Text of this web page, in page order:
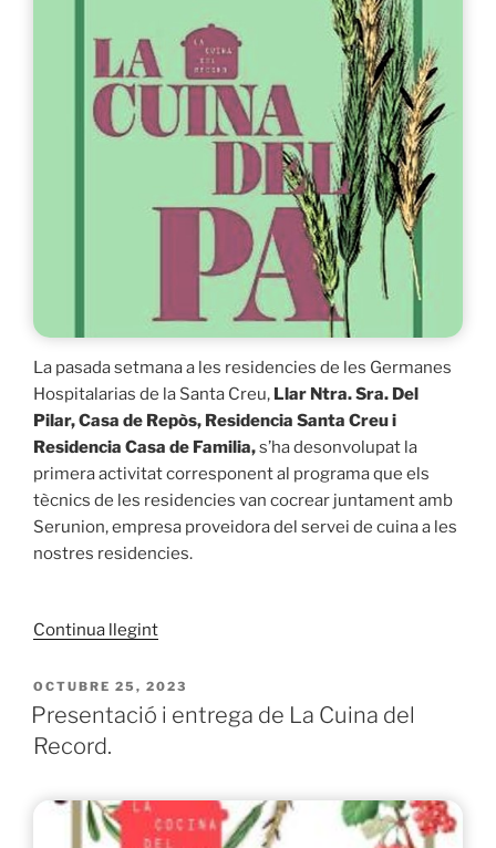
La pasada setmana a les residencies de les Germanes
Hospitalarias de la Santa Creu, Llar Ntra. Sra. Del
Pilar, Casa de Repòs, Residencia Santa Creu i
Residencia Casa de Familia,s’ha desonvolupat la
primera activitat corresponent al programa que els
tècnics de les residencies van cocrear juntament amb
Serunion, empresa proveidora del servei de cuina a les
nostres residencies.
Continua llegint«A
residencies
de
la
Santa
PUBLICAT
A
OCTUBRE 25, 2023
Presentació i entrega de La Cuina del
Record.